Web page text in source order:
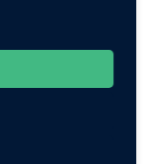
Mohammed